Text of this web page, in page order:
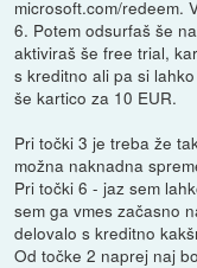
microsoft.com/redeem.
6. Potem odsurfaš še
aktiviraš še free trial,
s kreditno ali pa si
še kartico za 10 EUR.
Pri točki 3 je treba že
možna naknadna
Pri točki 6 - jaz sem
sem ga vmes začasno
delovalo s kreditno
Od točke 2 naprej naj